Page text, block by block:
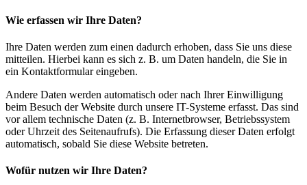
Wie erfassen wir Ihre Daten?
Ihre Daten werden zum einen dadurch erhoben, dass Sie uns diese
mitteilen. Hierbei kann es sich z. B. um Daten handeln, die Sie in
ein Kontaktformular eingeben.
Andere Daten werden automatisch oder nach Ihrer Einwilligung
beim Besuch der Website durch unsere IT-Systeme erfasst. Das sind
vor allem technische Daten (z. B. Internetbrowser, Betriebssystem
oder Uhrzeit des Seitenaufrufs). Die Erfassung dieser Daten erfolgt
automatisch, sobald Sie diese Website betreten.
Wofür nutzen wir Ihre Daten?